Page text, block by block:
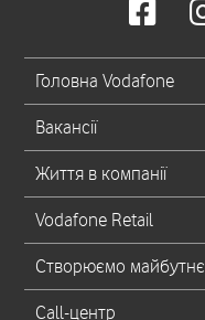
Головна Vodafone
Вакансії
Життя в компанії
Vodafone Retail
Створюємо майбутнє
Call-центр